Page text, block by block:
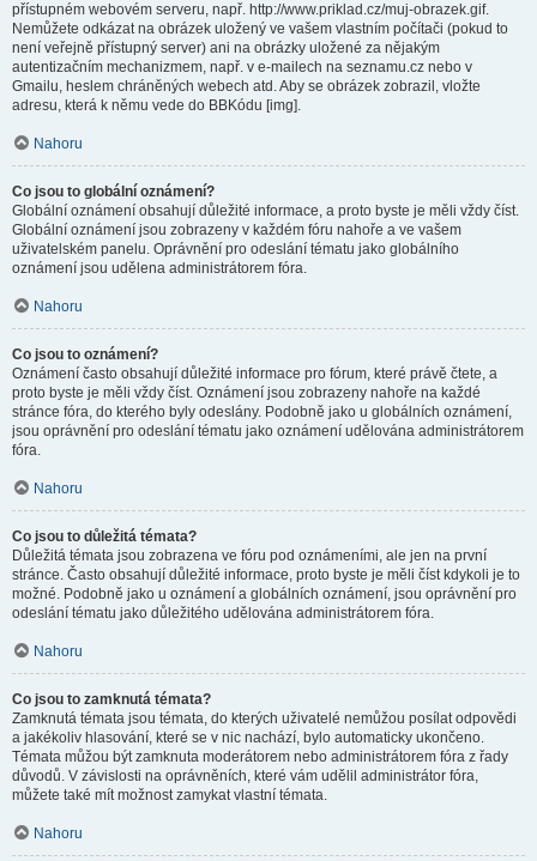
přístupném webovém serveru, např. http://www.priklad.cz/muj-obrazek.gif.
Nemůžete odkázat na obrázek uložený ve vašem vlastním počítači (pokud to
není veřejně přístupný server) ani na obrázky uložené za nějakým
autentizačním mechanizmem, např. v e-mailech na seznamu.cz nebo v
Gmailu, heslem chráněných webech atd. Aby se obrázek zobrazil, vložte
adresu, která k němu vede do BBKódu [img].
Nahoru
Co jsou to globální oznámení?
Globální oznámení obsahují důležité informace, a proto byste je měli vždy číst.
Globální oznámení jsou zobrazeny v každém fóru nahoře a ve vašem
uživatelském panelu. Oprávnění pro odeslání tématu jako globálního
oznámení jsou udělena administrátorem fóra.
Nahoru
Co jsou to oznámení?
Oznámení často obsahují důležité informace pro fórum, které právě čtete, a
proto byste je měli vždy číst. Oznámení jsou zobrazeny nahoře na každé
stránce fóra, do kterého byly odeslány. Podobně jako u globálních oznámení,
jsou oprávnění pro odeslání tématu jako oznámení udělována administrátorem
fóra.
Nahoru
Co jsou to důležitá témata?
Důležitá témata jsou zobrazena ve fóru pod oznámeními, ale jen na první
stránce. Často obsahují důležité informace, proto byste je měli číst kdykoli je to
možné. Podobně jako u oznámení a globálních oznámení, jsou oprávnění pro
odeslání tématu jako důležitého udělována administrátorem fóra.
Nahoru
Co jsou to zamknutá témata?
Zamknutá témata jsou témata, do kterých uživatelé nemůžou posílat odpovědi
a jakékoliv hlasování, které se v nic nachází, bylo automaticky ukončeno.
Témata můžou být zamknuta moderátorem nebo administrátorem fóra z řady
důvodů. V závislosti na oprávněních, které vám udělil administrátor fóra,
můžete také mít možnost zamykat vlastní témata.
Nahoru